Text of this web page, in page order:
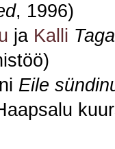
, 1996)
ja Kalli
Eile